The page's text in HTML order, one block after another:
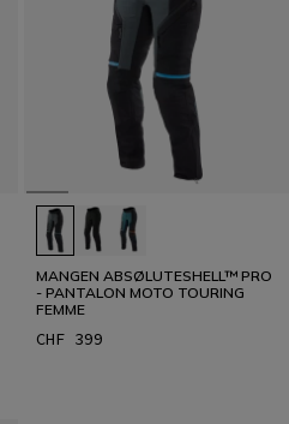
MANGEN ABSØLUTESHELL™ PRO
- PANTALON MOTO TOURING
FEMME
CHF 399